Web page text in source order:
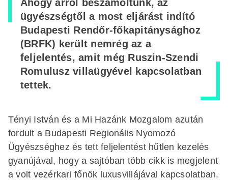
Ahogy arról beszámoltunk, az
ügyészségtől a most eljárást indító
Budapesti Rendőr-főkapitánysághoz
(BRFK) került nemrég az a
feljelentés, amit még Ruszin-Szendi
Romulusz villaügyével kapcsolatban
tettek.
Tényi István és a Mi Hazánk Mozgalom azután
fordult a Budapesti Regionális Nyomozó
Ügyészséghez és tett feljelentést hűtlen kezelés
gyanújával, hogy a sajtóban több cikk is megjelent
a volt vezérkari főnök luxusvillájával kapcsolatban.